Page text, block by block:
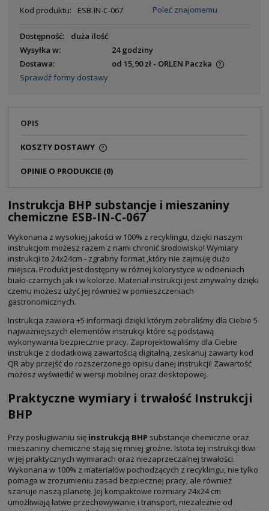
Kod produktu:
ESB-IN-C-067
Poleć znajomemu
Dostępność:
duża ilość
Wysyłka w:
24 godziny
Dostawa:
od 15,90 zł - ORLEN Paczka
Sprawdź formy dostawy
OPIS
KOSZTY DOSTAWY
OPINIE O PRODUKCIE (0)
Instrukcja BHP substancje i mieszaniny
chemiczne ESB-IN-C-067
Wykonana z wysokiej jakości w 100% z recyklingu, dzięki naszym
instrukcjom możesz razem z nami chronić środowisko! Wymiary
instrukcji to 24x24cm - zgrabny format ,który nie zajmuję dużo
miejsca. Produkt jest dostępny w różnej kolorystyce w odcieniach
biało-czarnych jak i w kolorze. Materiał instrukcji jest zmywalny dzięki
czemu możesz użyć jej również w pomieszczeniach
gastronomicznych.
Instrukcja zawiera +5 informacji dzięki którym zebraliśmy dla Ciebie 5
najważniejszych elementów instrukcji które są podstawą
wykonywania bezpiecznie pracy. Zaprojektowaliśmy dla Ciebie
instrukcje z dodatkową zawartością digitalną, zeskanuj zawarty kod
QR aby przejść do rozszerzonego opisu danej instrukcji! Zawartość
możesz wyświetlić w wersji mobilnej oraz desktopowej.
Praktyczne wymiary i trwałość Instrukcji
BHP
Przy posługiwaniu się instrukcją BHP substancje chemiczne oraz
mieszaniny chemiczne stają się mniej groźne. Istota tej instrukcji tkwi
w jej praktycznych wymiarach oraz niezaprzeczalnej trwałości.
Wykonana w 100% z materiałów pochodzących z recyklingu, nie tylko
pomaga w zrozumieniu zasad bezpiecznej pracy, ale również
szanuje naszą planetę. Jej kompaktowe rozmiary 24x24 cm
umożliwiają łatwe przechowywanie i transport, niezależnie od